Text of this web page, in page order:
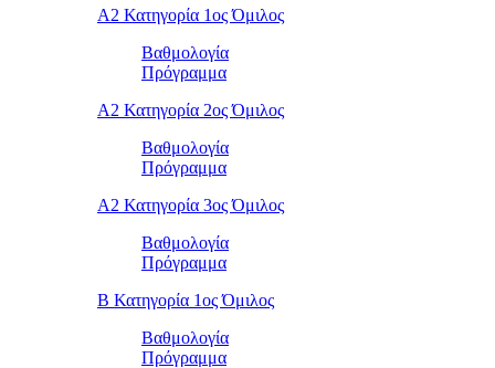
Α2 Κατηγορία 1ος Όμιλος
Βαθμολογία
Πρόγραμμα
Α2 Κατηγορία 2ος Όμιλος
Βαθμολογία
Πρόγραμμα
Α2 Κατηγορία 3ος Όμιλος
Βαθμολογία
Πρόγραμμα
Β Κατηγορία 1ος Όμιλος
Βαθμολογία
Πρόγραμμα